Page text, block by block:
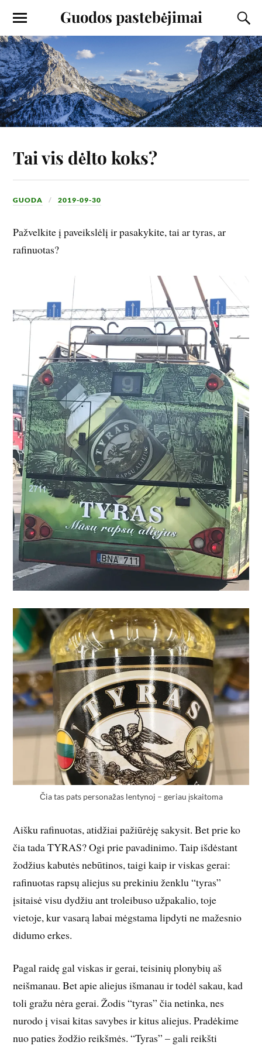
Guodos pastebėjimai
Tai vis dėlto koks?
GUODA 2019-09-30
Pažvelkite į paveikslėlį ir pasakykite, tai ar tyras, ar
rafinuotas?
Čia tas pats personažas lentynoj – geriau įskaitoma
Aišku rafinuotas, atidžiai pažiūrėję sakysit. Bet prie ko
čia tada TYRAS? Ogi prie pavadinimo. Taip išdėstant
žodžius kabutės nebūtinos, taigi kaip ir viskas gerai:
rafinuotas rapsų aliejus su prekiniu ženklu “tyras”
įsitaisė visu dydžiu ant troleibuso užpakalio, toje
vietoje, kur vasarą labai mėgstama lipdyti ne mažesnio
didumo erkes.
Pagal raidę gal viskas ir gerai, teisinių plonybių aš
neišmanau. Bet apie aliejus išmanau ir todėl sakau, kad
toli gražu nėra gerai. Žodis “tyras” čia netinka, nes
nurodo į visai kitas savybes ir kitus aliejus. Pradėkime
nuo paties žodžio reikšmės. “Tyras” – gali reikšti